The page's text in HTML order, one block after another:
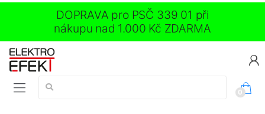
DOPRAVA pro PSČ 339 01 při
nákupu nad 1.000 Kč ZDARMA
Vyhledávání:
0